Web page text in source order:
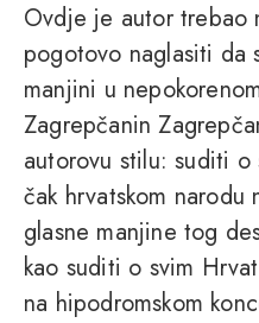
Ovdje je autor trebao
pogotovo naglasiti da
manjini u
Zagrepčanin
autorovu stilu: suditi
čak hrvatskom narodu
glasne manjine tog
kao suditi o svim
na hipodromskom